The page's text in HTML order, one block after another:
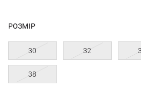
РОЗМІР
30 32
38